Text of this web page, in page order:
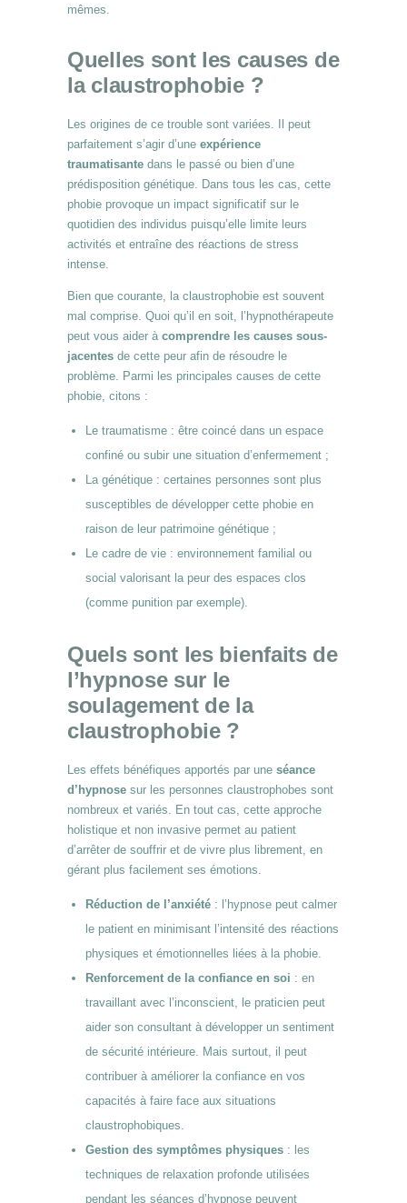
mêmes.
Quelles sont les causes de
la claustrophobie ?
Les origines de ce trouble sont variées. Il peut
parfaitement s’agir d’une expérience
traumatisante dans le passé ou bien d’une
prédisposition génétique. Dans tous les cas, cette
phobie provoque un impact significatif sur le
quotidien des individus puisqu’elle limite leurs
activités et entraîne des réactions de stress
intense.
Bien que courante, la claustrophobie est souvent
mal comprise. Quoi qu’il en soit, l’hypnothérapeute
peut vous aider à comprendre les causes sous-
jacentes de cette peur afin de résoudre le
problème. Parmi les principales causes de cette
phobie, citons :
Le traumatisme : être coincé dans un espace
confiné ou subir une situation d’enfermement ;
La génétique : certaines personnes sont plus
susceptibles de développer cette phobie en
raison de leur patrimoine génétique ;
Le cadre de vie : environnement familial ou
social valorisant la peur des espaces clos
(comme punition par exemple).
Quels sont les bienfaits de
l’hypnose sur le
soulagement de la
claustrophobie ?
Les effets bénéfiques apportés par une séance
d’hypnose sur les personnes claustrophobes sont
nombreux et variés. En tout cas, cette approche
holistique et non invasive permet au patient
d’arrêter de souffrir et de vivre plus librement, en
gérant plus facilement ses émotions.
Réduction de l’anxiété : l’hypnose peut calmer
le patient en minimisant l’intensité des réactions
physiques et émotionnelles liées à la phobie.
Renforcement de la confiance en soi : en
travaillant avec l’inconscient, le praticien peut
aider son consultant à développer un sentiment
de sécurité intérieure. Mais surtout, il peut
contribuer à améliorer la confiance en vos
capacités à faire face aux situations
claustrophobiques.
Gestion des symptômes physiques: les
techniques de relaxation profonde utilisées
pendant les séances d’hypnose peuvent